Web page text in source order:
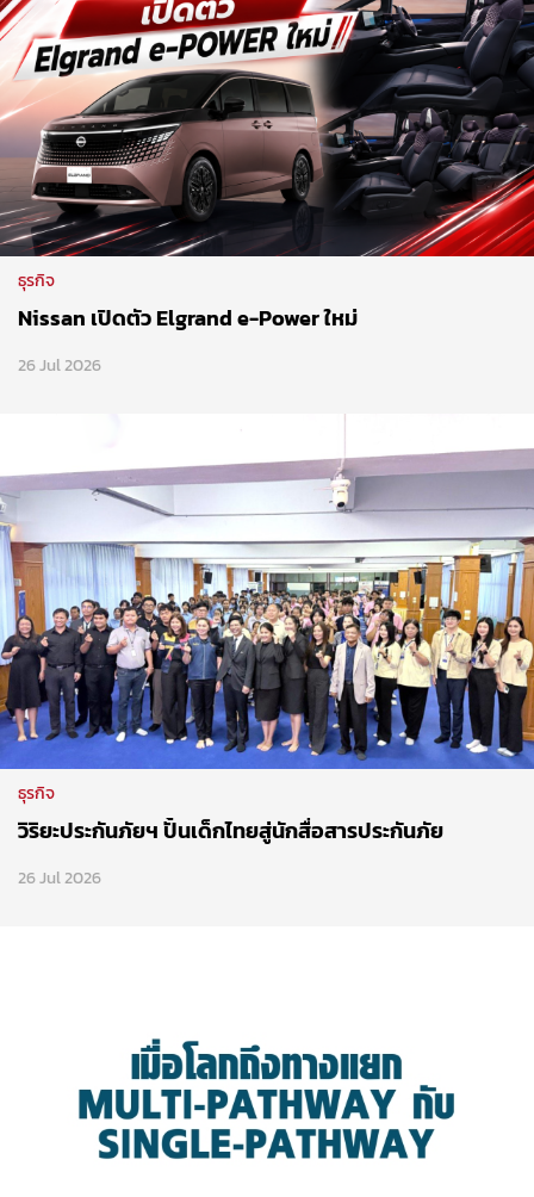
ธุรกิจ
Nissan เปิดตัว Elgrand e-Power ใหม่
26 Jul 2026
ธุรกิจ
วิริยะประกันภัยฯ ปั้นเด็กไทยสู่นักสื่อสารประกันภัย
26 Jul 2026